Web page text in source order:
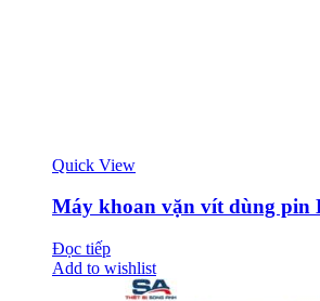
Quick View
Máy khoan vặn vít dùng pin
Đọc tiếp
Add to wishlist